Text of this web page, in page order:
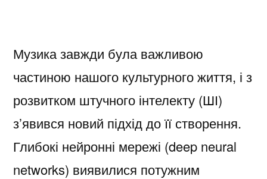
Музика завжди була важливою
частиною нашого культурного життя, і з
розвитком штучного інтелекту (ШІ)
з’явився новий підхід до її створення.
Глибокі нейронні мережі (deep neural
networks) виявилися потужним